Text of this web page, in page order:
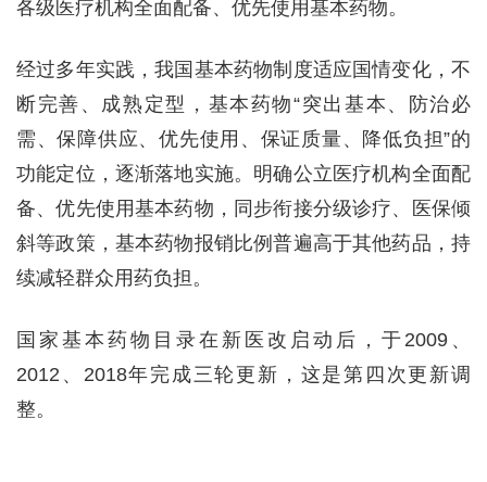
各级医疗机构全面配备、优先使用基本药物。
经过多年实践，我国基本药物制度适应国情变化，不
断完善、成熟定型，基本药物“突出基本、防治必
需、保障供应、优先使用、保证质量、降低负担”的
功能定位，逐渐落地实施。明确公立医疗机构全面配
备、优先使用基本药物，同步衔接分级诊疗、医保倾
斜等政策，基本药物报销比例普遍高于其他药品，持
续减轻群众用药负担。
国家基本药物目录在新医改启动后，于2009、
2012、2018年完成三轮更新，这是第四次更新调
整。